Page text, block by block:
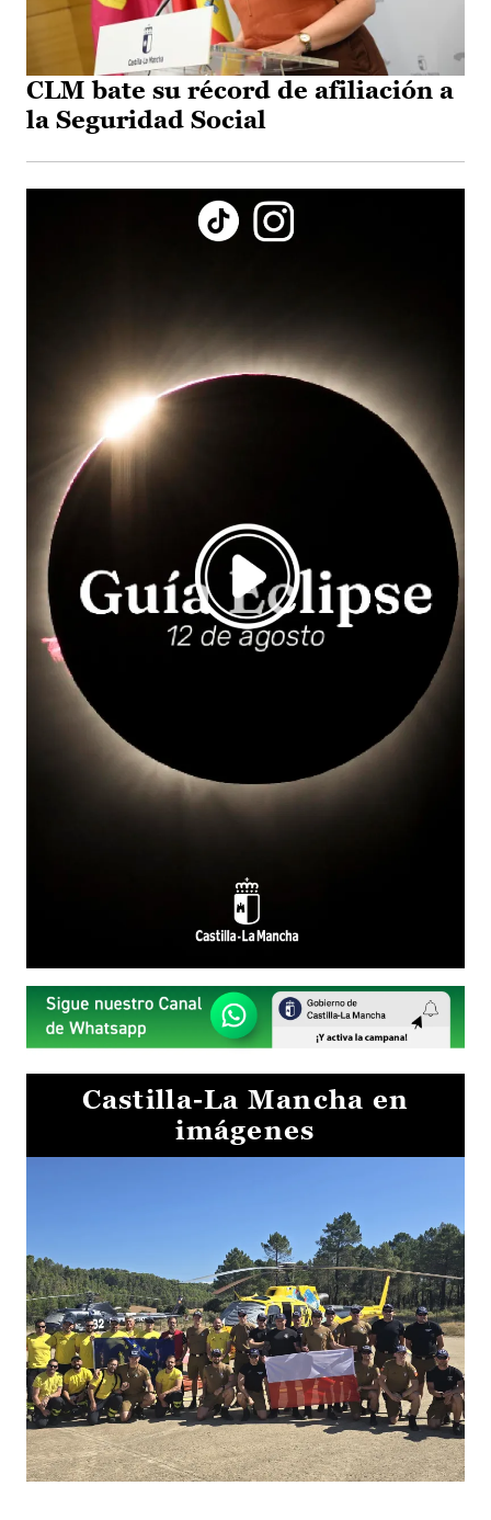
CLM bate su récord de afiliación a
la Seguridad Social
Castilla-La Mancha en
imágenes